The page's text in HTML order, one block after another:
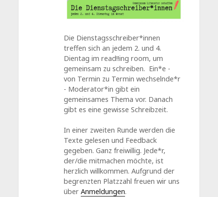
Die Dienstagsschreiber*innen
treffen sich an jedem 2. und 4.
Dientag im read!!ing room, um
gemeinsam zu schreiben. Ein*e -
von Termin zu Termin wechselnde*r
- Moderator*in gibt ein
gemeinsames Thema vor. Danach
gibt es eine gewisse Schreibzeit.
In einer zweiten Runde werden die
Texte gelesen und Feedback
gegeben. Ganz freiwillig. Jede*r,
der/die mitmachen möchte, ist
herzlich willkommen. Aufgrund der
begrenzten Platzzahl freuen wir uns
überAnmeldungen.